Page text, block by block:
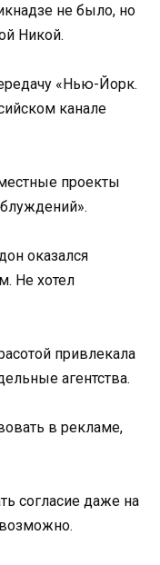
не было, но
Никой.
«Нью-Йорк.
канале
проекты
оказался
Не хотел
привлекала
агентства.
в рекламе,
согласие даже на